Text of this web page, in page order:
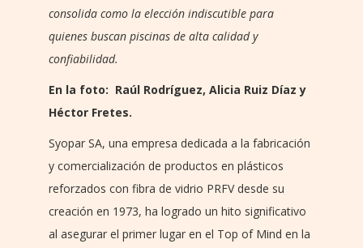
consolida como la elección indiscutible para
quienes buscan piscinas de alta calidad y
confiabilidad.
En la foto: Raúl Rodríguez, Alicia Ruiz Díaz y
Héctor Fretes.
Syopar SA, una empresa dedicada a la fabricación
y comercialización de productos en plásticos
reforzados con fibra de vidrio PRFV desde su
creación en 1973, ha logrado un hito significativo
al asegurar el primer lugar en el Top of Mind en la